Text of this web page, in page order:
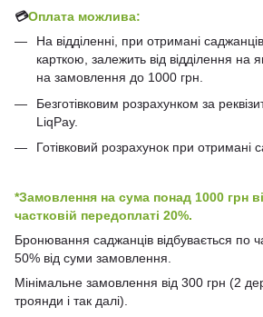
💳Оплата можлива:
На відділенні, при отримані
карткою, залежить від відділення на
на замовлення до 1000 грн.
Безготівковим розрахунком за
LiqPay.
Готівковий розрахунок при отримані
*Замовлення на сума понад 1000 грн
частковій передоплаті 20%.
Бронювання саджанців відбувається по
50% від суми замовлення.
Мінімальне замовлення від 300 грн (2
троянди і так далі).